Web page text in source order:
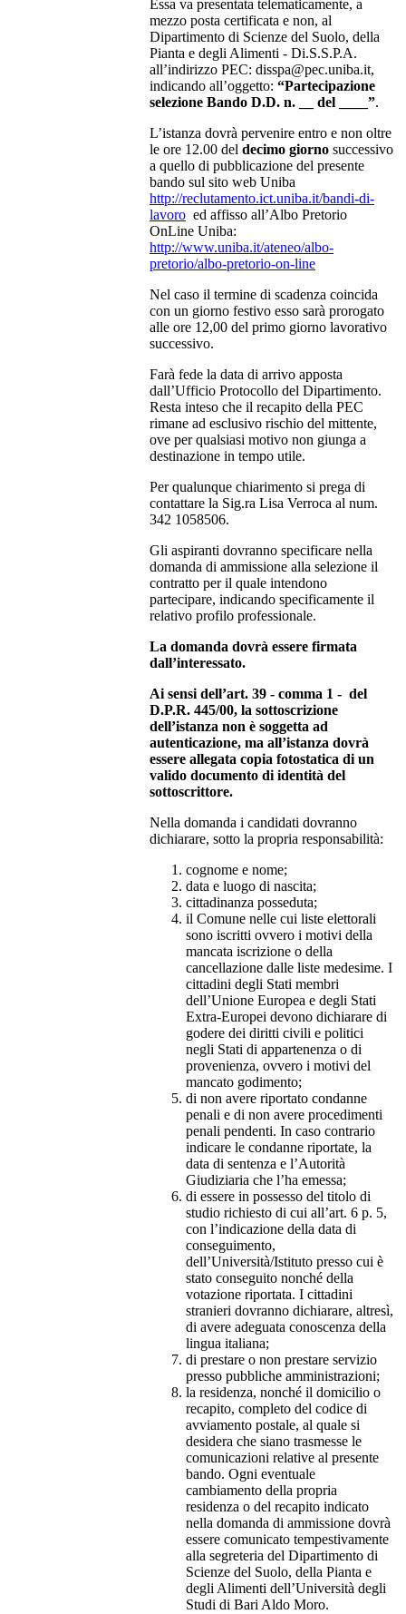
Essa va presentata telematicamente, a
mezzo posta certificata e non, al
Dipartimento di Scienze del Suolo, della
Pianta e degli Alimenti - Di.S.S.P.A.
all’indirizzo PEC: disspa@pec.uniba.it,
indicando all’oggetto: “Partecipazione
selezione Bando D.D. n. __ del ____”.
L’istanza dovrà pervenire entro e non oltre
le ore 12.00 del decimo giorno successivo
a quello di pubblicazione del presente
bando sul sito web Uniba
http://reclutamento.ict.uniba.it/bandi-di-
lavoro ed affisso all’Albo Pretorio
OnLine Uniba:
http://www.uniba.it/ateneo/albo-
pretorio/albo-pretorio-on-line
Nel caso il termine di scadenza coincida
con un giorno festivo esso sarà prorogato
alle ore 12,00 del primo giorno lavorativo
successivo.
Farà fede la data di arrivo apposta
dall’Ufficio Protocollo del Dipartimento.
Resta inteso che il recapito della PEC
rimane ad esclusivo rischio del mittente,
ove per qualsiasi motivo non giunga a
destinazione in tempo utile.
Per qualunque chiarimento si prega di
contattare la Sig.ra Lisa Verroca al num.
342 1058506.
Gli aspiranti dovranno specificare nella
domanda di ammissione alla selezione il
contratto per il quale intendono
partecipare, indicando specificamente il
relativo profilo professionale.
La domanda dovrà essere firmata
dall’interessato.
Ai sensi dell’art. 39 - comma 1 - del
D.P.R. 445/00, la sottoscrizione
dell’istanza non è soggetta ad
autenticazione, ma all’istanza dovrà
essere allegata copia fotostatica di un
valido documento di identità del
sottoscrittore.
Nella domanda i candidati dovranno
dichiarare, sotto la propria responsabilità:
cognome e nome;
data e luogo di nascita;
cittadinanza posseduta;
il Comune nelle cui liste elettorali
sono iscritti ovvero i motivi della
mancata iscrizione o della
cancellazione dalle liste medesime. I
cittadini degli Stati membri
dell’Unione Europea e degli Stati
Extra-Europei devono dichiarare di
godere dei diritti civili e politici
negli Stati di appartenenza o di
provenienza, ovvero i motivi del
mancato godimento;
di non avere riportato condanne
penali e di non avere procedimenti
penali pendenti. In caso contrario
indicare le condanne riportate, la
data di sentenza e l’Autorità
Giudiziaria che l’ha emessa;
di essere in possesso del titolo di
studio richiesto di cui all’art. 6 p. 5,
con l’indicazione della data di
conseguimento,
dell’Università/Istituto presso cui è
stato conseguito nonché della
votazione riportata. I cittadini
stranieri dovranno dichiarare, altresì,
di avere adeguata conoscenza della
lingua italiana;
di prestare o non prestare servizio
presso pubbliche amministrazioni;
la residenza, nonché il domicilio o
recapito, completo del codice di
avviamento postale, al quale si
desidera che siano trasmesse le
comunicazioni relative al presente
bando. Ogni eventuale
cambiamento della propria
residenza o del recapito indicato
nella domanda di ammissione dovrà
essere comunicato tempestivamente
alla segreteria del Dipartimento di
Scienze del Suolo, della Pianta e
degli Alimenti dell’Università degli
Studi di Bari Aldo Moro.